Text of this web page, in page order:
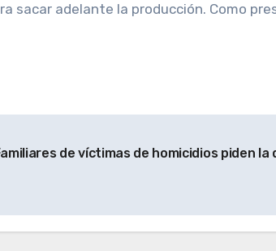
sacar adelante la producción. Como
de víctimas de homicidios piden